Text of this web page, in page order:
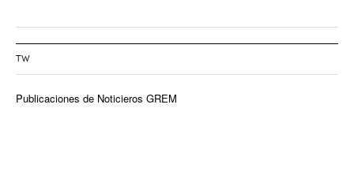
TW
Publicaciones de Noticieros GREM